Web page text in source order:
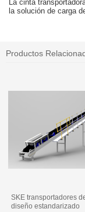
La cinta
la solución de carga
Productos
SKE transportadores
diseño estandarizado